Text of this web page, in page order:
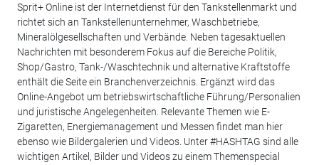
Sprit+ Online ist der Internetdienst für den Tankstellenmarkt und
richtet sich an Tankstellenunternehmer, Waschbetriebe,
Mineralölgesellschaften und Verbände. Neben tagesaktuellen
Nachrichten mit besonderem Fokus auf die Bereiche Politik,
Shop/Gastro, Tank-/Waschtechnik und alternative Kraftstoffe
enthält die Seite ein Branchenverzeichnis. Ergänzt wird das
Online-Angebot um betriebswirtschaftliche Führung/Personalien
und juristische Angelegenheiten. Relevante Themen wie E-
Zigaretten, Energiemanagement und Messen findet man hier
ebenso wie Bildergalerien und Videos. Unter #HASHTAG sind alle
wichtigen Artikel, Bilder und Videos zu einem Themenspecial